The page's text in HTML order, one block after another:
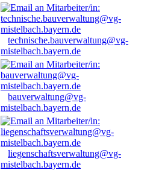
technische.bauverwaltung@vg-
mistelbach.bayern.de
bauverwaltung@vg-
mistelbach.bayern.de
liegenschaftsverwaltung@vg-
mistelbach.bayern.de